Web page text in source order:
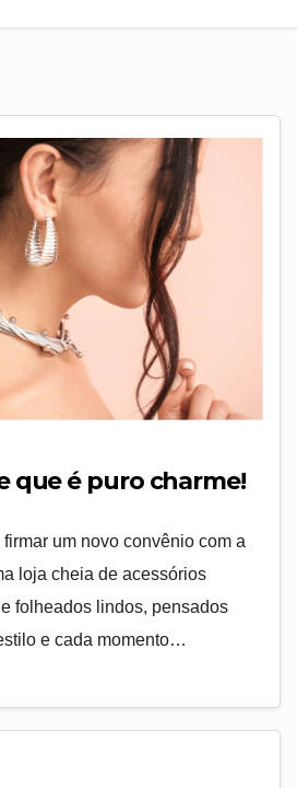
que é puro charme!
um novo convênio com a
loja cheia de acessórios
folheados lindos, pensados
e cada momento…